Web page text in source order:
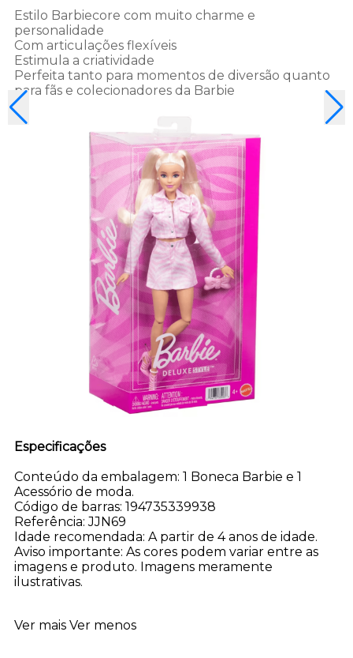
Estilo Barbiecore com muito charme e
personalidade
Com articulações flexíveis
Estimula a criatividade
Perfeita tanto para momentos de diversão quanto
para fãs e colecionadores da Barbie
Especificações
Conteúdo da embalagem: 1 Boneca Barbie e 1
Acessório de moda.
Código de barras: 194735339938
Referência: JJN69
Idade recomendada: A partir de 4 anos de idade.
Aviso importante: As cores podem variar entre as
imagens e produto. Imagens meramente
ilustrativas.
Ver mais Ver menos